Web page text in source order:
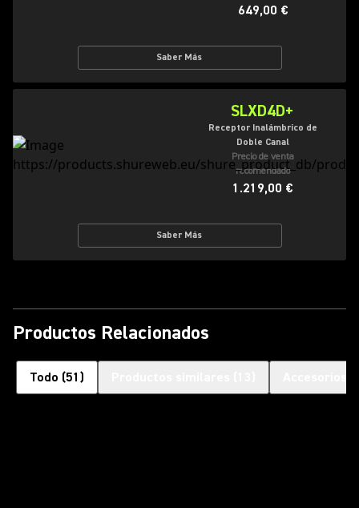
649,00 €
Saber Más
SLXD4D+
Receptor Inalámbrico de
Doble Canal
Precio de venta
recomendado
1.219,00 €
Saber Más
Productos Relacionados
Todo (51 )